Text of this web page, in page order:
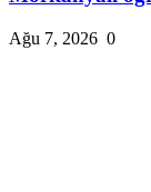
Ağu 7, 2026 0